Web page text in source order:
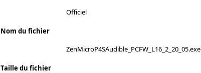
Officiel
Nom du fichier
ZenMicroP4SAudible_PCFW_L16_2_20_05.exe
Taille du fichier